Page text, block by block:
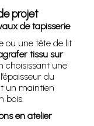
projet
de tapisserie
ou une tête de lit
tissu sur
choisissant une
du
un maintien
bois.
en atelier